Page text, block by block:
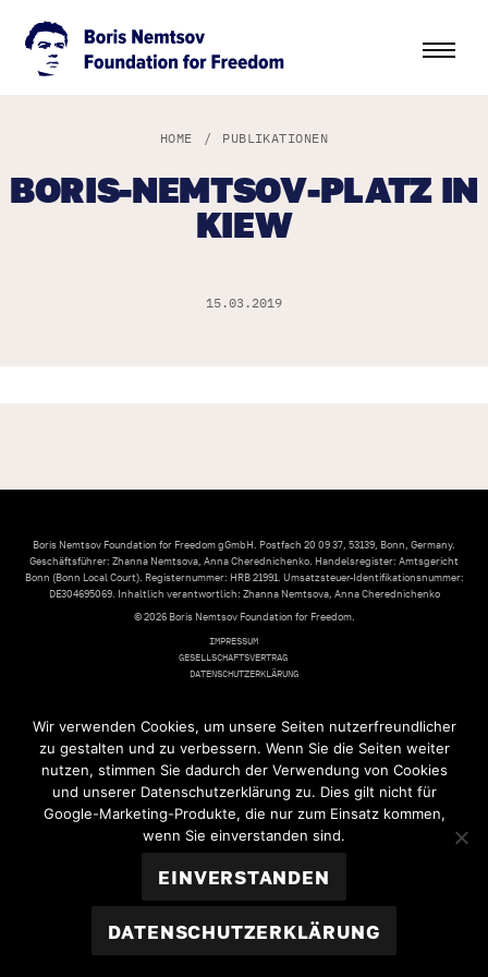
HOME / PUBLIKATIONEN
BORIS-NEMTSOV-PLATZ IN
KIEW
15.03.2019
Boris Nemtsov Foundation for Freedom gGmbH. Postfach 20 09 37, 53139, Bonn, Germany.
Geschäftsführer: Zhanna Nemtsova, Anna Cherednichenko. Handelsregister: Amtsgericht
Bonn (Bonn Local Court). Registernummer: HRB 21991. Umsatzsteuer-Identifikationsnummer:
DE304695069. Inhaltlich verantwortlich: Zhanna Nemtsova, Anna Cherednichenko
© 2026 Boris Nemtsov Foundation for Freedom.
IMPRESSUM
GESELLSCHAFTSVERTRAG
DATENSCHUTZERKLÄRUNG
Wir verwenden Cookies, um unsere Seiten nutzerfreundlicher
zu gestalten und zu verbessern. Wenn Sie die Seiten weiter
nutzen, stimmen Sie dadurch der Verwendung von Cookies
und unserer Datenschutzerklärung zu. Dies gilt nicht für
Google-Marketing-Produkte, die nur zum Einsatz kommen,
wenn Sie einverstanden sind.
EINVERSTANDEN
DATENSCHUTZERKLÄRUNG